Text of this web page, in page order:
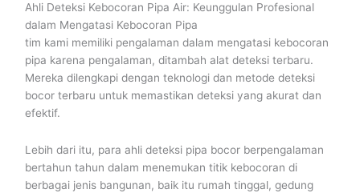
Ahli Deteksi Kebocoran Pipa Air: Keunggulan Profesional
dalam Mengatasi Kebocoran Pipa
tim kami memiliki pengalaman dalam mengatasi kebocoran
pipa karena pengalaman, ditambah alat deteksi terbaru.
Mereka dilengkapi dengan teknologi dan metode deteksi
bocor terbaru untuk memastikan deteksi yang akurat dan
efektif.
Lebih dari itu, para ahli deteksi pipa bocor berpengalaman
bertahun tahun dalam menemukan titik kebocoran di
berbagai jenis bangunan, baik itu rumah tinggal, gedung